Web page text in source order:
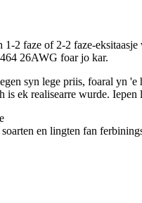
2 faze of 2-2 faze-
26AWG foar jo kar.
syn lege priis, foaral yn 'e
is ek realisearre wurde.
en lingten fan